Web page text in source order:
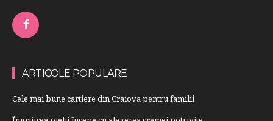
ARTICOLE POPULARE
Cele mai bune cartiere din Craiova pentru familii